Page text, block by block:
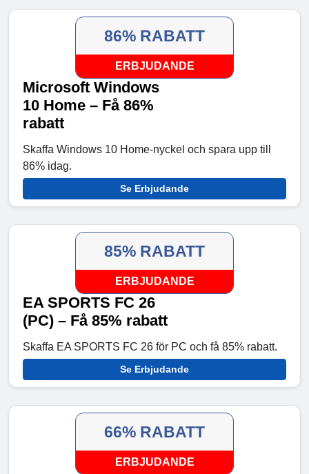
86% RABATT
ERBJUDANDE
Microsoft Windows
10 Home – Få 86%
rabatt
Skaffa Windows 10 Home-nyckel och spara upp till
86% idag.
Se Erbjudande
85% RABATT
ERBJUDANDE
EA SPORTS FC 26
(PC) – Få 85% rabatt
Skaffa EA SPORTS FC 26 för PC och få 85% rabatt.
Se Erbjudande
66% RABATT
ERBJUDANDE